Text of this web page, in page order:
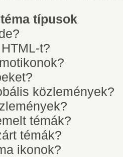
típusok
t?
közlemények?
témák?
témák?
ikonok?